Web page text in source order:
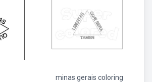
minas gerais coloring